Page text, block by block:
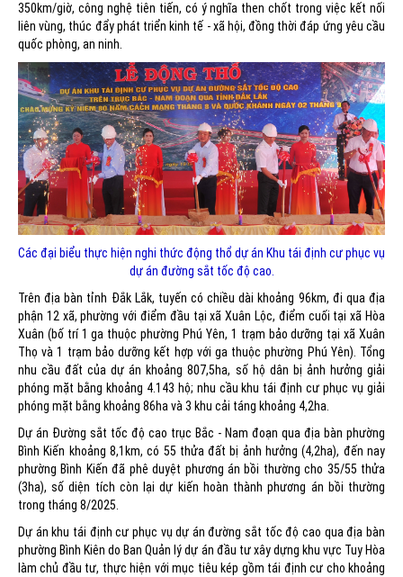
350km/giờ, công nghệ tiên tiến, có ý nghĩa then chốt trong việc kết nối
liên vùng, thúc đẩy phát triển kinh tế - xã hội, đồng thời đáp ứng yêu cầu
quốc phòng, an ninh.
Các đại biểu thực hiện nghi thức động thổ dự án Khu tái định cư phục vụ
dự án đường sắt tốc độ cao.
Trên địa bàn tỉnh Đắk Lắk, tuyến có chiều dài khoảng 96km, đi qua địa
phận 12 xã, phường với điểm đầu tại xã Xuân Lộc, điểm cuối tại xã Hòa
Xuân (bố trí 1 ga thuộc phường Phú Yên, 1 trạm bảo dưỡng tại xã Xuân
Thọ và 1 trạm bảo dưỡng kết hợp với ga thuộc phường Phú Yên). Tổng
nhu cầu đất của dự án khoảng 807,5ha, số hộ dân bị ảnh hưởng giải
phóng mặt bằng khoảng 4.143 hộ; nhu cầu khu tái định cư phục vụ giải
phóng mặt bằng khoảng 86ha và 3 khu cải táng khoảng 4,2ha.
Dự án Đường sắt tốc độ cao trục Bắc - Nam đoạn qua địa bàn phường
Bình Kiến khoảng 8,1km, có 55 thửa đất bị ảnh hưởng (4,2ha), đến nay
phường Bình Kiến đã phê duyệt phương án bồi thường cho 35/55 thửa
(3ha), số diện tích còn lại dự kiến hoàn thành phương án bồi thường
trong tháng 8/2025.
Dự án khu tái định cư phục vụ dự án đường sắt tốc độ cao qua địa bàn
phường Bình Kiên do Ban Quản lý dự án đầu tư xây dựng khu vực Tuy Hòa
làm chủ đầu tư, thực hiện với mục tiêu kép gồm tái định cư cho khoảng